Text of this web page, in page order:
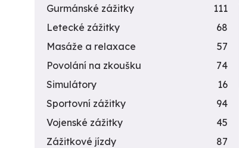
Gurmánské zážitky
111
Letecké zážitky
68
Masáže a relaxace
57
Povolání na zkoušku
74
Simulátory
16
Sportovní zážitky
94
Vojenské zážitky
45
Zážitkové jízdy
87